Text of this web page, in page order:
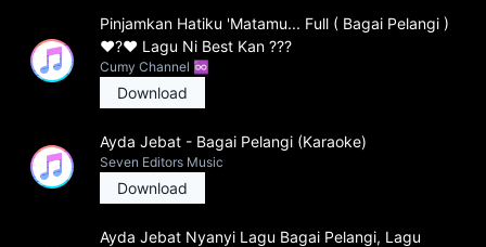
Pinjamkan Hatiku 'Matamu... Full ( Bagai Pelangi )
❤?❤ Lagu Ni Best Kan ???
Cumy Channel ♾
Download
Ayda Jebat - Bagai Pelangi (Karaoke)
Seven Editors Music
Download
Ayda Jebat Nyanyi Lagu Bagai Pelangi, Lagu